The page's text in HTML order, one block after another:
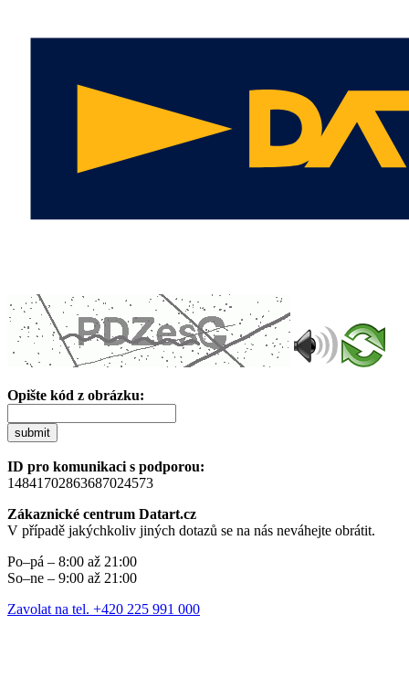
Opište kód z obrázku:
submit
ID pro komunikaci s podporou:
14841702863687024573
Zákaznické centrum Datart.cz
V případě jakýchkoliv jiných dotazů se na nás neváhejte obrátit.
Po–pá – 8:00 až 21:00
So–ne – 9:00 až 21:00
Zavolat na tel. +420 225 991 000